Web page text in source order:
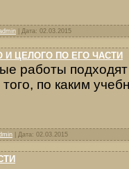
| Дата: 02.03.2015
ЦЕЛОГО ПО ЕГО ЧАСТИ
работы
по каким
| Дата: 02.03.2015